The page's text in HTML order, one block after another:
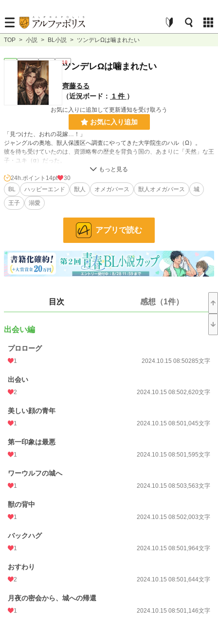
TOP > 小説 > BL小説 > ツンデレΩは噛まれたい
連載中 長編 R18
ツンデレΩは噛まれたい
齊藤るる
（近況ボード：
1 件 ）
お気に入りに追加して更新通知を受け取ろう
お気に入り追加
「見つけた、おれの花嫁…！」
ジャングルの奥地、獣人保護区へ調査にやってきた大学院生のハル（Ω）。
彼を待ち受けていたのは、資源略奪の歴史を背負う国の、あまりに「天然」な王
子・ユキ（α）だった。
初対面でいきなり押し倒され、「おれの子を産んで！」と迫るユキに、ハルはビ
ンタで応戦！
第一印象は最悪、考えれば考えるほどムカつく相手なのに、なぜかハルの身体
は、ユキの甘い匂いに疼いてしまい…！？
おバカな恋の裏側に、奪われた獣人の歴史が交錯する——
欧米が発祥といわれる物語設定で、α（アルファ）、β（ベータ）、Ω（オメ
オメガバースの特徴として、男女に関係なく妊娠することができます。
⚠️獣型⇄人型に変化するタイプの獣人(わんこ)です
ファンタジー・ラブラブ・ギャグ・切ない・ハピエン・子作り・城もの
攻め・ユキ(ａ)
獣人族の王族。とってもお金持ちのボンボン！社交の場ではなんでもそつなくこ
なせるスパダリ風味の美青年なのに、日常生活ではちょっと自分の世界強めの天
然くん。獣人調査のためにやってきたハルに一目惚れし、結婚して！！！おれの
子供産んで！！と迫る。モフモフの耳と尻尾がチャームポイント。ハルのことを
受け・ハル(Ω)
いる。幼稚園のアルバムには「じゅうじんぞくのおよめさんになりたい」なんて
書いていたのに、いざそれが現実になると…！？！？ものすごい面食い。ユキの
顔が好き。
それぞれのお話の題名に、
ちょっとえっちなやつ*
えっちなやつ**
⚠️攻めが受けの性器、アヌスを舐める表現が度々あります。苦手な方はお気を付
・ボツネタ何本か
・ボツネタ🔞ペニスリング 拘束棒(未完結)
24h.ポイント 14pt
30
BL
ハッピーエンド 獣人 オメガバース 獣人オメガバース
城
王子
溺愛
アプリで読む
目次 感想（1件）
出会い編
プロローグ
1 2024.10.15 08:50285文字
出会い
2 2024.10.15 08:502,620文字
美しい顔の青年
1 2024.10.15 08:501,045文字
第一印象は最悪
1 2024.10.15 08:501,595文字
ワーウルフの城へ
1 2024.10.15 08:503,563文字
獣の背中
1 2024.10.15 08:502,003文字
バックハグ
1 2024.10.15 08:501,964文字
おすわり
2 2024.10.15 08:501,644文字
月夜の密会から、城への帰還
1 2024.10.15 08:501,146文字